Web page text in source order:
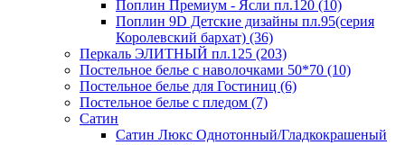
Поплин Премиум - Ясли пл.120 (10)
Поплин 9D Детские дизайны пл.95(серия
Королевский бархат) (36)
Перкаль ЭЛИТНЫЙ пл.125 (203)
Постельное белье с наволочками 50*70 (10)
Постельное белье для Гостиниц (6)
Постельное белье с пледом (7)
Сатин
Сатин Люкс Однотонный/Гладкокрашеный